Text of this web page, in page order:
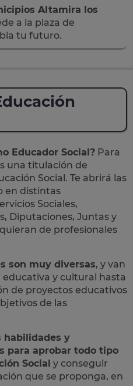
Altamira los
a la plaza de
tu futuro.
Educador Social? Para
una titulación de
Social. Te abrirá las
en distintas
Sociales,
Diputaciones, Juntas y
de profesionales
son muy diversas, y van
educativa y cultural hasta
de proyectos educativos
de las
habilidades y
para aprobar todo tipo
Social y conseguir
que se proponga, en